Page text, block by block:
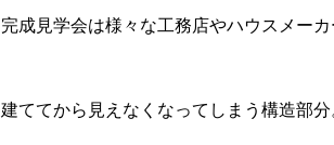
完成見学会は様々な工務店やハウスメー
建ててから見えなくなってしまう構造部分